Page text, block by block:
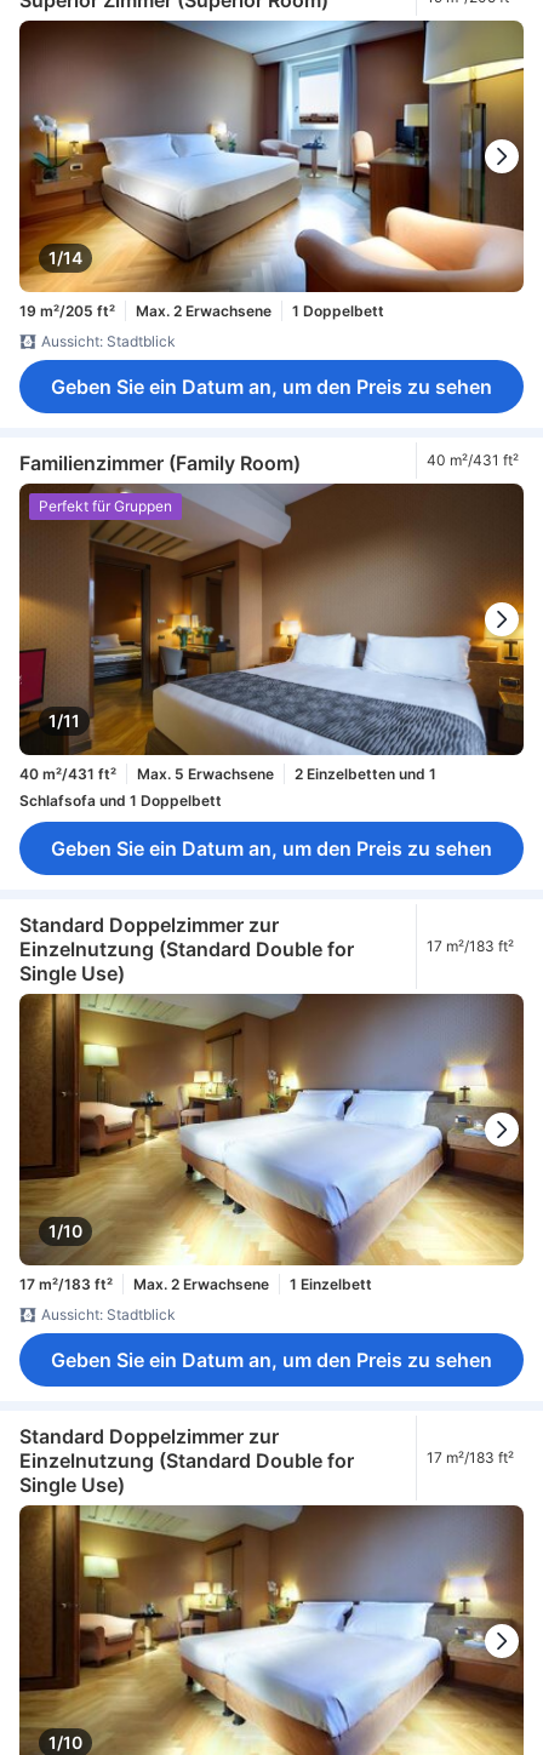
1/14
19 m²/205 ft² Max. 2 Erwachsene
1 Doppelbett
Aussicht: Stadtblick
Geben Sie ein Datum an, um den Preis zu sehen
Familienzimmer (Family Room) 40 m²/431 ft²
1/11
Perfekt für Gruppen
40 m²/431 ft² Max. 5 Erwachsene
2 Einzelbetten und 1
Schlafsofa und 1 Doppelbett
Geben Sie ein Datum an, um den Preis zu sehen
Standard Doppelzimmer zur
Einzelnutzung (Standard Double for
Single Use)
17 m²/183 ft²
1/10
17 m²/183 ft² Max. 2 Erwachsene
1 Einzelbett
Aussicht: Stadtblick
Geben Sie ein Datum an, um den Preis zu sehen
Standard Doppelzimmer zur
Einzelnutzung (Standard Double for
Single Use)
17 m²/183 ft²
1/10